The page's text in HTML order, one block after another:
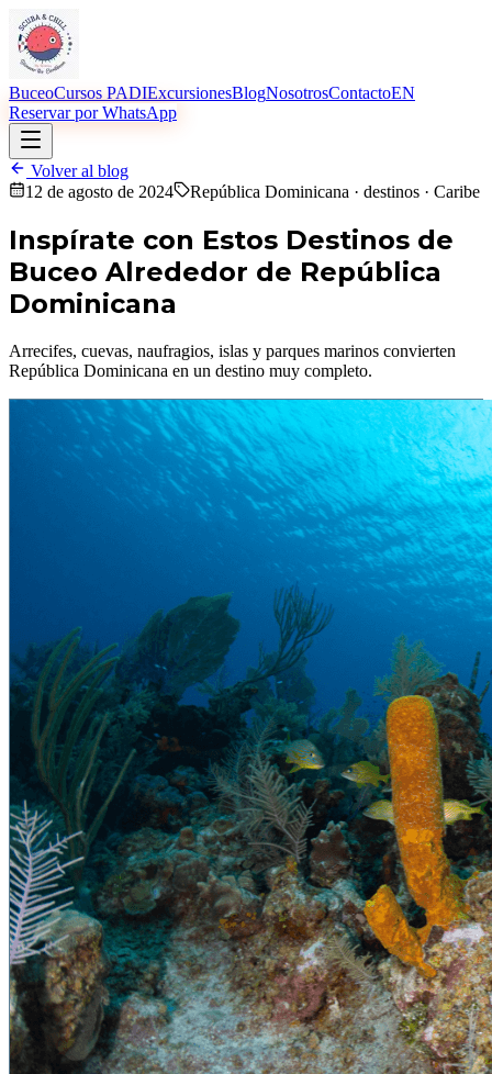
BuceoCursos PADIExcursionesBlogNosotrosContactoEN
Reservar por WhatsApp
Volver al blog
12 de agosto de 2024
República Dominicana · destinos · Caribe
Inspírate con Estos Destinos de
Buceo Alrededor de República
Dominicana
Arrecifes, cuevas, naufragios, islas y parques marinos convierten
República Dominicana en un destino muy completo.